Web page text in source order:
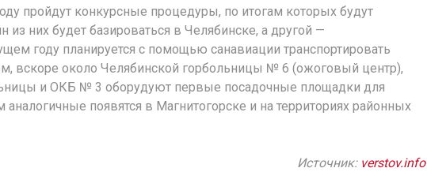
пройдут конкурсные процедуры, по итогам которых будут
из них будет базироваться в Челябинске, а другой —
году планируется с помощью санавиации транспортировать
вскоре около Челябинской горбольницы № 6 (ожоговый центр),
и ОКБ № 3 оборудуют первые посадочные площадки для
появятся в Магнитогорске и на территориях районных
Источник: verstov.info